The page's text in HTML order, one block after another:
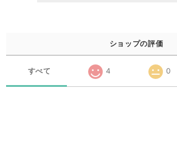
ショップの評価
すべて 4 0